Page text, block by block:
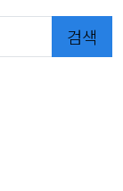
검색